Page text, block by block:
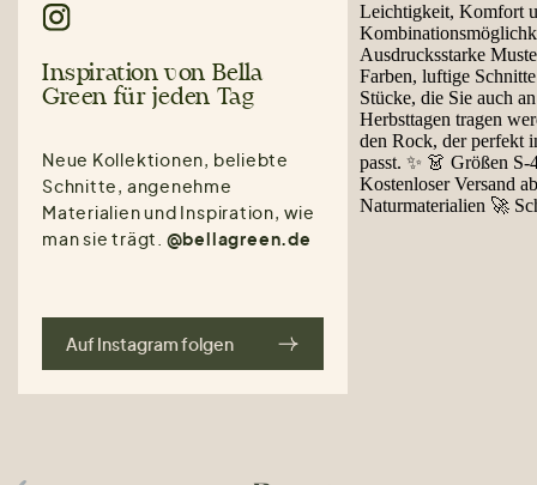
Inspiration von Bella
Green für jeden Tag
Neue Kollektionen, beliebte
Schnitte, angenehme
Materialien und Inspiration, wie
man sie trägt. @bellagreen.de
Auf Instagram folgen